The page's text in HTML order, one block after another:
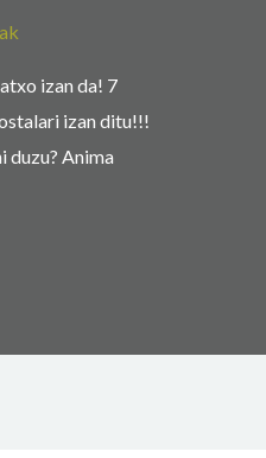
izan da! 7
izan ditu!!!
duzu? Anima